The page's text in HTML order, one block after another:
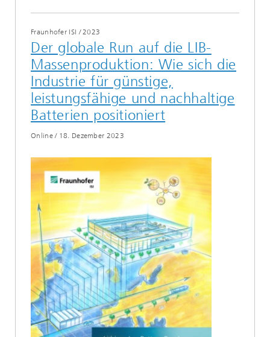
Fraunhofer ISI /2023
Der globale Run auf die LIB-
Massenproduktion: Wie sich die
Industrie für günstige,
leistungsfähige und nachhaltige
Batterien positioniert
Online/ 18. Dezember 2023